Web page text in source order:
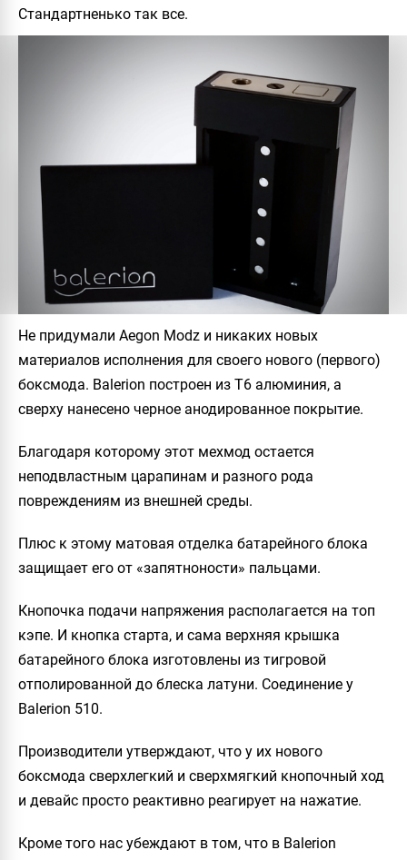
Стандартненько так все.
Не придумали Aegon Modz и никаких новых
материалов исполнения для своего нового (первого)
боксмода. Balerion построен из Т6 алюминия, а
сверху нанесено черное анодированное покрытие.
Благодаря которому этот мехмод остается
неподвластным царапинам и разного рода
повреждениям из внешней среды.
Плюс к этому матовая отделка батарейного блока
защищает его от «запятноности» пальцами.
Кнопочка подачи напряжения располагается на топ
кэпе. И кнопка старта, и сама верхняя крышка
батарейного блока изготовлены из тигровой
отполированной до блеска латуни. Соединение у
Balerion 510.
Производители утверждают, что у их нового
боксмода сверхлегкий и сверхмягкий кнопочный ход
и девайс просто реактивно реагирует на нажатие.
Кроме того нас убеждают в том, что в Balerion